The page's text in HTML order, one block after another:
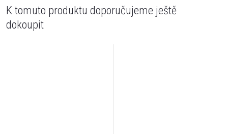
K tomuto produktu doporučujeme ještě
dokoupit